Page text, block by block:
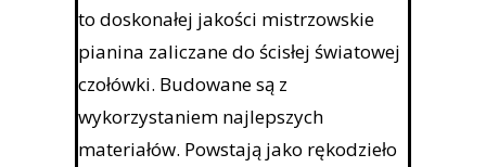
to doskonałej jakości mistrzowskie
pianina zaliczane do ścisłej światowej
czołówki. Budowane są z
wykorzystaniem najlepszych
materiałów. Powstają jako rękodzieło